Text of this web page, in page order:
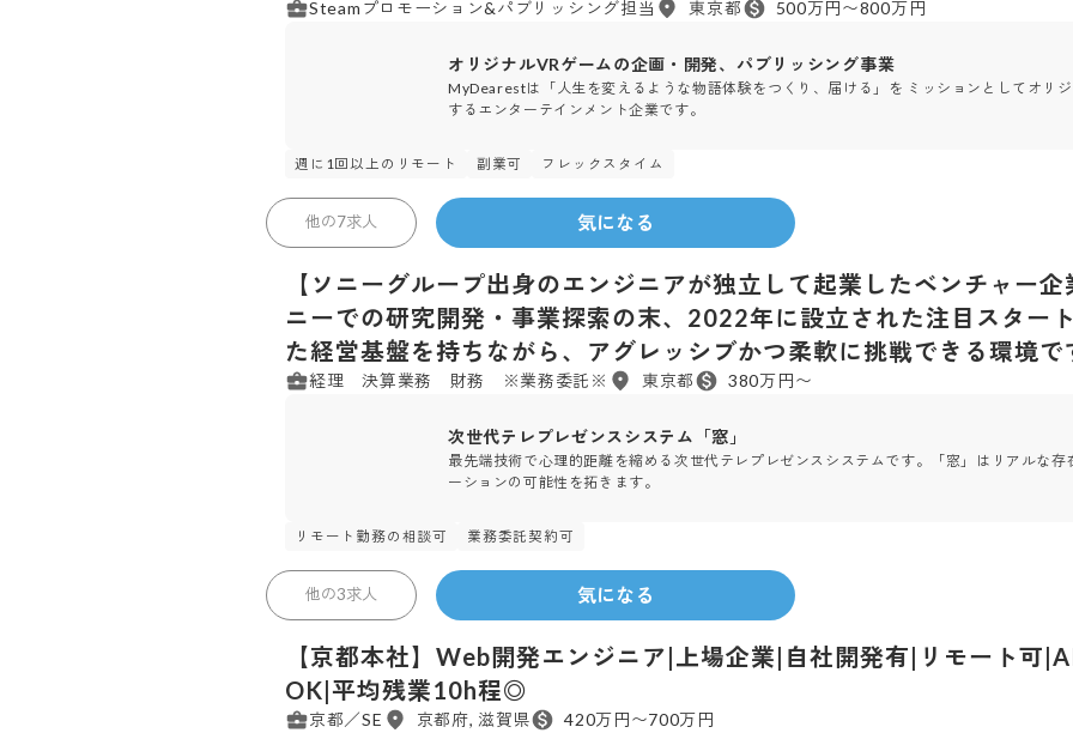
Steamプロモーション&パブリッシング担当 東京都 500万円〜800万円
オリジナルVRゲームの企画・開発、パブリッシング事業
MyDearestは「人生を変えるような物語体験をつくり、届ける」を ミッションとしてオリ
するエンターテインメント企業です。
週に1回以上のリモート 副業可 フレックスタイム
他の7求人 気になる
MUSVI 株式会社 2022年設立
【ソニーグループ出身のエンジニアが独立して起業したベンチャー
ニーでの研究開発・事業探索の末、2022年に設立された注目スター
た経営基盤を持ちながら、アグレッシブかつ柔軟に挑戦できる環境で
経理 決算業務 財務 ※業務委託※ 東京都 380万円〜
次世代テレプレゼンスシステム「窓」
最先端技術で心理的距離を縮める次世代テレプレゼンスシステムです。「窓」はリアルな
ーションの可能性を拓きます。
リモート勤務の相談可 業務委託契約可
他の3求人 気になる
株式会社 エスユーエス 1999年
【京都本社】Web開発エンジニア|上場企業|自社開発有|リモート可
OK|平均残業10h程◎
京都／SE 京都府, 滋賀県
420万円〜700万円